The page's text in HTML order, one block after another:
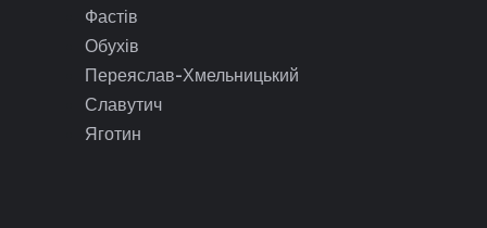
Фастів
Обухів
Переяслав-Хмельницький
Славутич
Яготин